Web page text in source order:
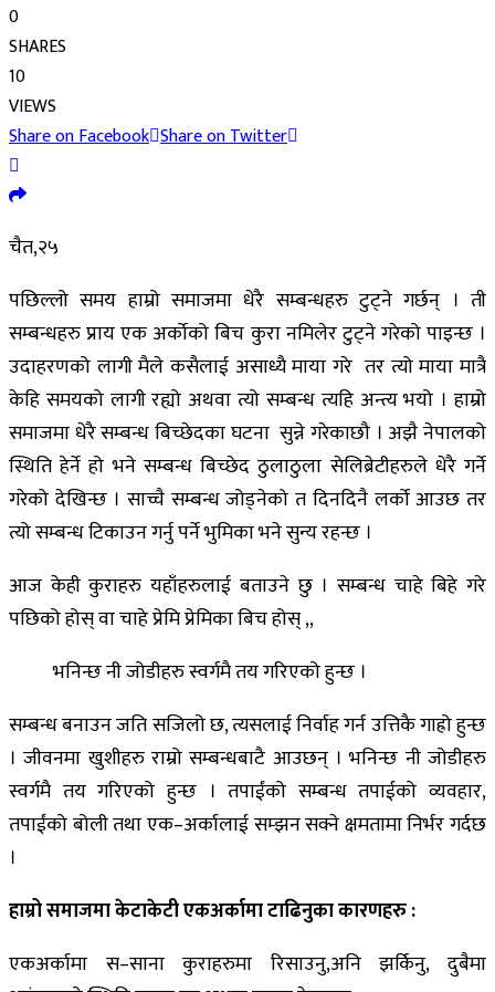
0
SHARES
10
VIEWS
Share on Facebook Share on Twitter
चैत,२५
पछिल्लो समय हाम्रो समाजमा धेरै सम्बन्धहरु टुट्ने गर्छन् । ती
सम्बन्धहरु प्राय एक अर्कोको बिच कुरा नमिलेर टुट्ने गरेको पाइन्छ ।
उदाहरणको लागी मैले कसैलाई असाध्यै माया गरे तर त्यो माया मात्रै
केहि समयको लागी रह्यो अथवा त्यो सम्बन्ध त्यहि अन्त्य भयो । हाम्रो
समाजमा धेरै सम्बन्ध बिच्छेदका घटना सुन्ने गरेकाछौ । अझै नेपालको
स्थिति हेर्ने हो भने सम्बन्ध बिच्छेद ठुलाठुला सेलिब्रेटीहरुले धेरै गर्ने
गरेको देखिन्छ । साच्चै सम्बन्ध जोड्नेको त दिनदिनै लर्को आउछ तर
त्यो सम्बन्ध टिकाउन गर्नु पर्ने भुमिका भने सुन्य रहन्छ ।
आज केही कुराहरु यहाँहरुलाई बताउने छु । सम्बन्ध चाहे बिहे गरे
पछिको होस् वा चाहे प्रेमि प्रेमिका बिच होस् ,,
भनिन्छ नी जोडीहरु स्वर्गमै तय गरिएको हुन्छ ।
सम्बन्ध बनाउन जति सजिलो छ, त्यसलाई निर्वाह गर्न उत्तिकै गाह्रो हुन्छ
। जीवनमा खुशीहरु राम्रो सम्बन्धबाटै आउछन् । भनिन्छ नी जोडीहरु
स्वर्गमै तय गरिएको हुन्छ । तपाईंको सम्बन्ध तपाईको व्यवहार,
तपाईंको बोली तथा एक–अर्कालाई सम्झन सक्ने क्षमतामा निर्भर गर्दछ
।
हाम्रो समाजमा केटाकेटी एकअर्कामा टाढिनुका कारणहरु:
एकअर्कामा स–साना कुराहरुमा रिसाउनु,अनि झर्किनु, दुबैमा